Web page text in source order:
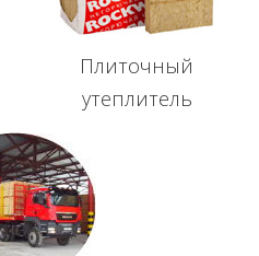
Плиточный
утеплитель